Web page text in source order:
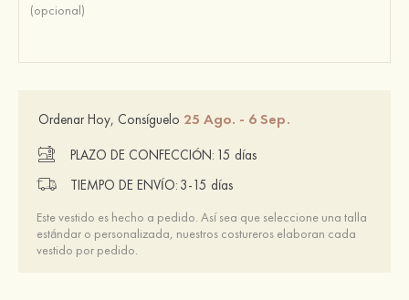
Ordenar Hoy, Consíguelo 25 Ago. - 6 Sep.
PLAZO DE CONFECCIÓN: 15 días
TIEMPO DE ENVÍO: 3-15 días
Este vestido es hecho a pedido. Así sea que seleccione una talla
estándar o personalizada, nuestros costureros elaboran cada
vestido por pedido.